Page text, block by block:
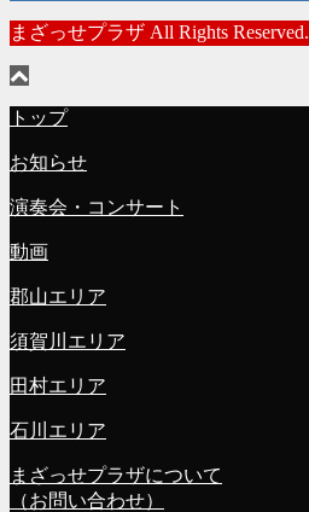
まざっせプラザ All Rights Reserved.
トップ
お知らせ
演奏会・コンサート
動画
郡山エリア
須賀川エリア
田村エリア
石川エリア
まざっせプラザについて
（お問い合わせ）